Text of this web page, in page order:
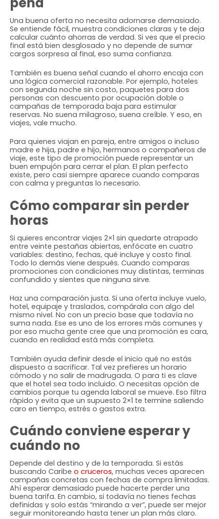
Una buena oferta no necesita adornarse demasiado.
Se entiende fácil, muestra condiciones claras y te deja
calcular cuánto ahorras de verdad. Si ves que el precio
final está bien desglosado y no depende de sumar
cargos sorpresa al final, eso suma confianza.
También es buena señal cuando el ahorro encaja con
una lógica comercial razonable. Por ejemplo, hoteles
con segunda noche sin costo, paquetes para dos
personas con descuento por ocupación doble o
campañas de temporada baja para estimular
reservas. No suena milagroso, suena creíble. Y eso, en
viajes, vale mucho.
Para quienes viajan en pareja, entre amigos o incluso
madre e hija, padre e hijo, hermanos o compañeros de
viaje, este tipo de promoción puede representar un
buen empujón para cerrar el plan. El plan perfecto
existe, pero casi siempre aparece cuando comparas
con calma y preguntas lo necesario.
Cómo comparar sin perder
horas
Si quieres encontrar viajes 2×1 sin quedarte atrapado
entre veinte pestañas abiertas, enfócate en cuatro
variables: destino, fechas, qué incluye y costo final.
Todo lo demás viene después. Cuando comparas
promociones con condiciones muy distintas, terminas
confundido y sientes que ninguna sirve.
Haz una comparación justa. Si una oferta incluye vuelo,
hotel, equipaje y traslados, compárala con algo del
mismo nivel. No con un precio base que todavía no
suma nada. Ese es uno de los errores más comunes y
por eso mucha gente cree que una promoción es cara,
cuando en realidad está más completa.
También ayuda definir desde el inicio qué no estás
dispuesto a sacrificar. Tal vez prefieres un horario
cómodo y no salir de madrugada. O para ti es clave
que el hotel sea todo incluido. O necesitas opción de
cambios porque tu agenda laboral se mueve. Eso filtra
rápido y evita que un supuesto 2×1 te termine saliendo
caro en tiempo, estrés o gastos extra.
Cuándo conviene esperar y
cuándo no
Depende del destino y de la temporada. Si estás
buscando Caribe o cruceros, muchas veces aparecen
campañas concretas con fechas de compra limitadas.
Ahí esperar demasiado puede hacerte perder una
buena tarifa. En cambio, si todavía no tienes fechas
definidas y solo estás “mirando a ver”, puede ser mejor
seguir monitoreando hasta tener un plan más claro.